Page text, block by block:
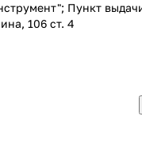
Пункт
106 ст. 4